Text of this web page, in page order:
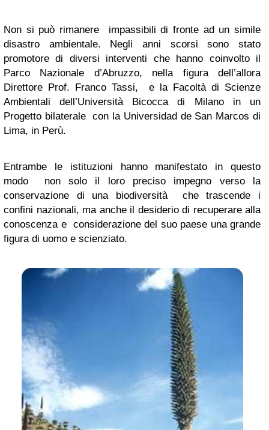
Non si può rimanere impassibili di fronte ad un simile
disastro ambientale. Negli anni scorsi sono stato
promotore di diversi interventi che hanno coinvolto il
Parco Nazionale d’Abruzzo, nella figura dell’allora
Direttore Prof. Franco Tassi, e la Facoltà di Scienze
Ambientali dell’Università Bicocca di Milano in un
Progetto bilaterale con la Universidad de San Marcos di
Lima, in Perù.
Entrambe le istituzioni hanno manifestato in questo
modo non solo il loro preciso impegno verso la
conservazione di una biodiversità che trascende i
confini nazionali, ma anche il desiderio di recuperare alla
conoscenza e considerazione del suo paese una grande
figura di uomo e scienziato.